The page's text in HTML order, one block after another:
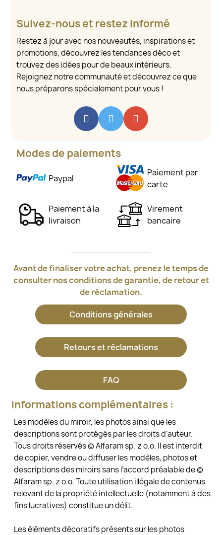
Suivez-nous et restez informé
Restez à jour avec nos nouveautés, inspirations et
promotions, découvrez les tendances déco et
trouvez des idées pour de beaux intérieurs.
Rejoignez notre communauté et découvrez ce que
nous préparons spécialement pour vous !
Modes de paiements
Paypal
Paiement par
carte
Paiement à la
livraison
Virement
bancaire
Avant de finaliser votre achat, prenez le temps de
consulter nos conditions de garantie, de retour et
de réclamation.
Conditions générales
Retours et réclamations
FAQ
Informations complémentaires :
Les modèles du miroir, les photos ainsi que les
descriptions sont protégés par les droits d’auteur.
Tous droits réservés © Alfaram sp. z o.o. Il est interdit
de copier, vendre ou diffuser les modèles, photos et
descriptions des miroirs sans l’accord préalable de ©
Alfaram sp. z o.o. Toute utilisation illégale de contenus
relevant de la propriété intellectuelle (notamment à des
fins lucratives) constitue un délit.
Les éléments décoratifs présents sur les photos